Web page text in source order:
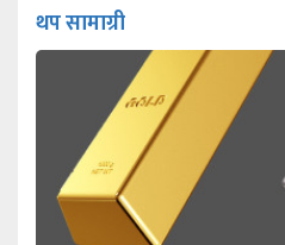
थप सामाग्री